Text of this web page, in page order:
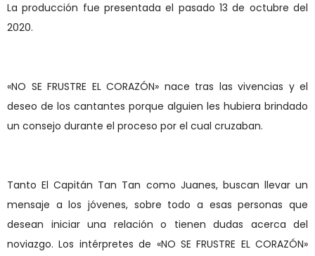
La producción fue presentada el pasado 13 de octubre del
2020.
«NO SE FRUSTRE EL CORAZÓN» nace tras las vivencias y el
deseo de los cantantes porque alguien les hubiera brindado
un consejo durante el proceso por el cual cruzaban.
Tanto El Capitán Tan Tan como Juanes, buscan llevar un
mensaje a los jóvenes, sobre todo a esas personas que
desean iniciar una relación o tienen dudas acerca del
noviazgo. Los intérpretes de «NO SE FRUSTRE EL CORAZÓN»